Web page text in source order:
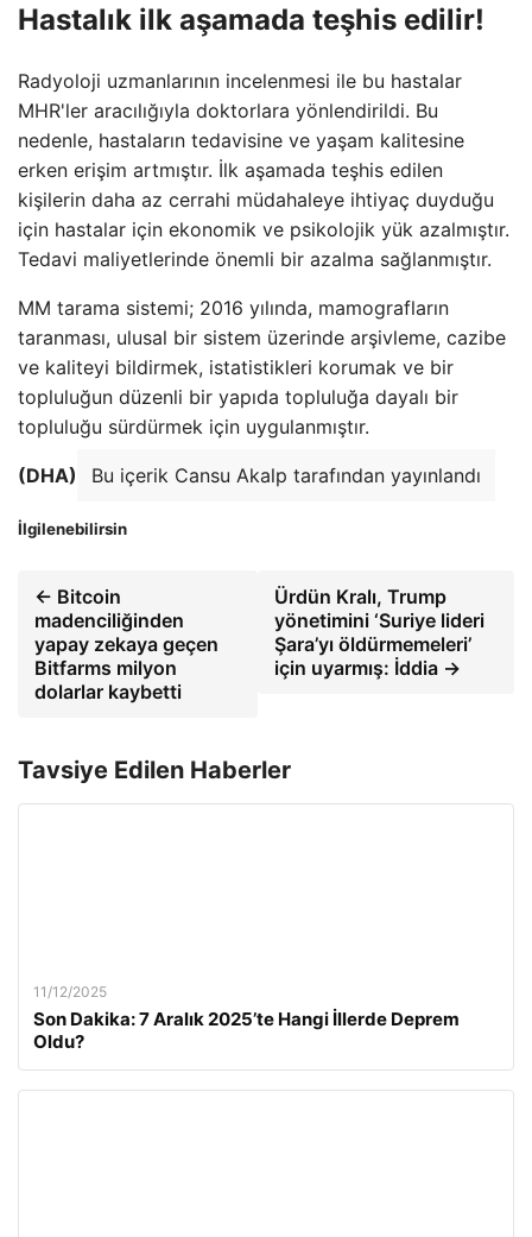
Hastalık ilk aşamada teşhis edilir!
Radyoloji uzmanlarının incelenmesi ile bu hastalar
MHR'ler aracılığıyla doktorlara yönlendirildi. Bu
nedenle, hastaların tedavisine ve yaşam kalitesine
erken erişim artmıştır. İlk aşamada teşhis edilen
kişilerin daha az cerrahi müdahaleye ihtiyaç duyduğu
için hastalar için ekonomik ve psikolojik yük azalmıştır.
Tedavi maliyetlerinde önemli bir azalma sağlanmıştır.
MM tarama sistemi; 2016 yılında, mamografların
taranması, ulusal bir sistem üzerinde arşivleme, cazibe
ve kaliteyi bildirmek, istatistikleri korumak ve bir
topluluğun düzenli bir yapıda topluluğa dayalı bir
topluluğu sürdürmek için uygulanmıştır.
(DHA) Bu içerik Cansu Akalp tarafından yayınlandı
İlgilenebilirsin
← Bitcoin
madenciliğinden
yapay zekaya geçen
Bitfarms milyon
dolarlar kaybetti
Ürdün Kralı, Trump
yönetimini ‘Suriye lideri
Şara’yı öldürmemeleri’
için uyarmış: İddia →
Tavsiye Edilen Haberler
11/12/2025
Son Dakika: 7 Aralık 2025’te Hangi İllerde Deprem
Oldu?